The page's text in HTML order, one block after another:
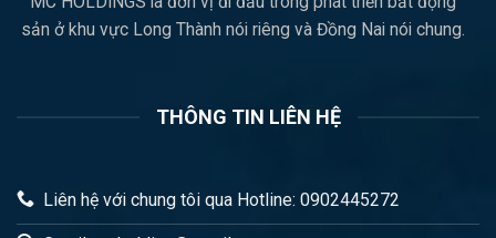
sản ở khu vực Long Thành nói riêng và Đồng Nai nói chung.
THÔNG TIN LIÊN HỆ
Liên hệ với chung tôi qua Hotline: 0902445272